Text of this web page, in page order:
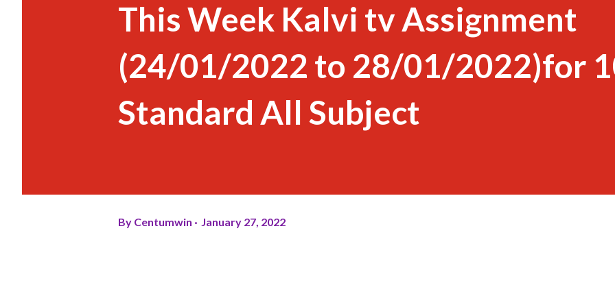
This Week Kalvi tv Assignment
(24/01/2022 to 28/01/2022)for
Standard All Subject
By Centumwin January 27, 2022